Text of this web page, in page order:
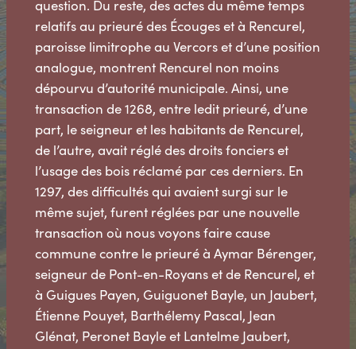
question. Du reste, des actes du même temps
relatifs au prieuré des Écouges et à Rencurel,
paroisse limitrophe au Vercors et d’une position
analogue, montrent Rencurel non moins
dépourvu d’autorité municipale. Ainsi, une
transaction de 1268, entre ledit prieuré, d’une
part, le seigneur et les habitants de Rencurel,
de l’autre, avait réglé des droits fonciers et
l’usage des bois réclamé par ces derniers. En
1297, des difficultés qui avaient surgi sur le
même sujet, furent réglées par une nouvelle
transaction où nous voyons faire cause
commune contre le prieuré à Aymar Bérenger,
seigneur de Pont-en-Royans et de Rencurel, et
à Guigues Payen, Guiguonet Bayle, un Jaubert,
Étienne Pouyet, Barthélemy Pascal, Jean
Glénat, Peronet Bayle et Lantelme Jaubert,